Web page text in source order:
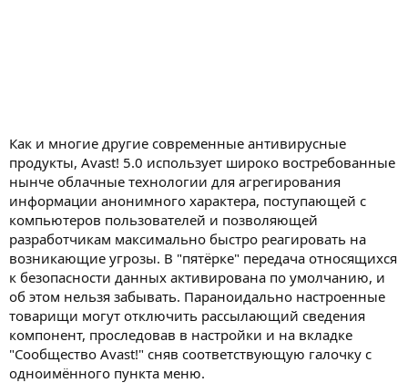
Как и многие другие современные антивирусные
продукты, Avast! 5.0 использует широко востребованные
нынче облачные технологии для агрегирования
информации анонимного характера, поступающей с
компьютеров пользователей и позволяющей
разработчикам максимально быстро реагировать на
возникающие угрозы. В "пятёрке" передача относящихся
к безопасности данных активирована по умолчанию, и
об этом нельзя забывать. Параноидально настроенные
товарищи могут отключить рассылающий сведения
компонент, проследовав в настройки и на вкладке
"Сообщество Avast!" сняв соответствующую галочку с
одноимённого пункта меню.